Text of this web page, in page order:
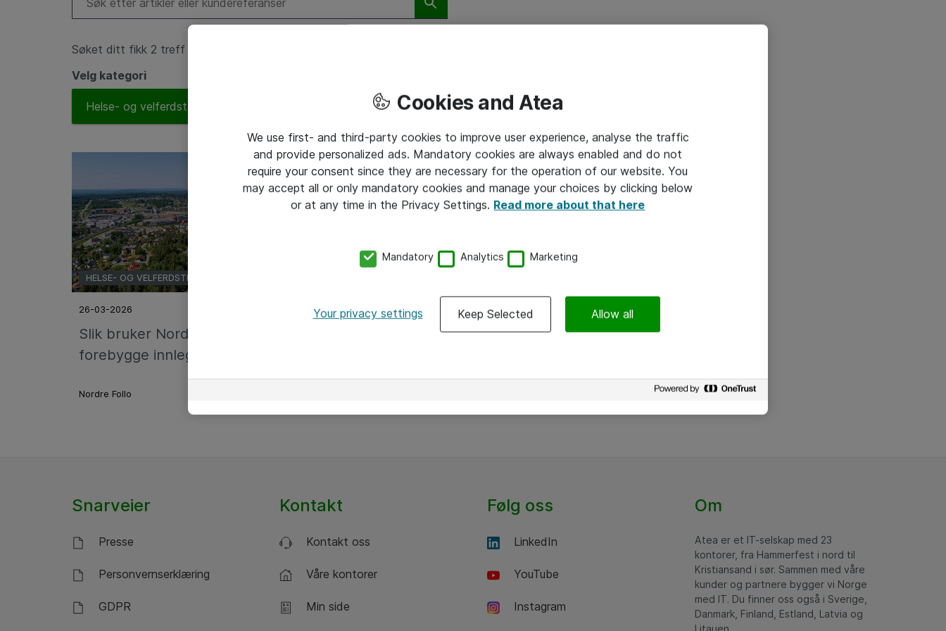
Søket ditt fikk 2 treff
Velg kategori
Helse- og velferdsteknologi Toggle DropdownKundereferanser
HELSE- OG VELFERDSTEKNOLOGI
26-03-2026
Slik bruker Nordre Follo AI for å
forebygge innleggelser
Nordre Follo
13-11-2024
Tønsberg kommune først med
Snarveier
Presse
Personvernserklæring
GDPR
Kontakt
Kontakt oss
Våre kontorer
Min side
Følg oss
LinkedIn
YouTube
Instagram
Om
Atea er et IT-selskap med 23
kontorer, fra Hammerfest i nord til
Kristiansand i sør. Sammen med våre
kunder og partnere bygger vi Norge
med IT. Du finner oss også i Sverige,
Danmark, Finland, Estland, Latvia og
Litauen.
Cookies and Atea
We use first- and third-party cookies to improve user experience, analyse the traffic
and provide personalized ads. Mandatory cookies are always enabled and do not
require your consent since they are necessary for the operation of our website. You
may accept all or only mandatory cookies and manage your choices by clicking below
or at any time in the Privacy Settings. Read more about that here
Mandatory Analytics Marketing
Your privacy settings Keep Selected Allow all